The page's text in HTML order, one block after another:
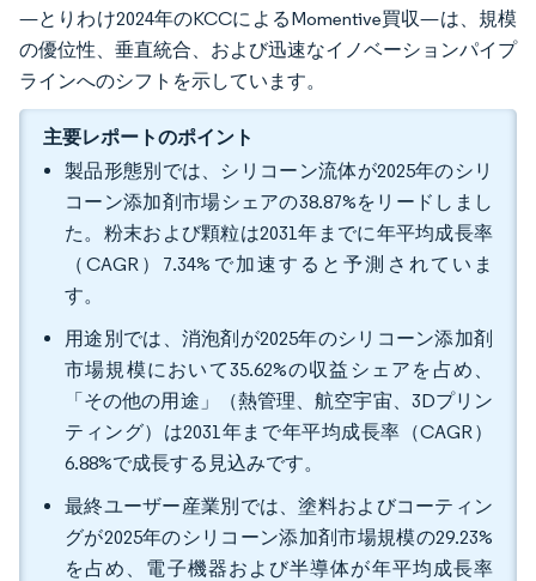
—とりわけ2024年のKCCによるMomentive買収—は、規模
の優位性、垂直統合、および迅速なイノベーションパイプ
ラインへのシフトを示しています。
主要レポートのポイント
製品形態別では、シリコーン流体が2025年のシリ
コーン添加剤市場シェアの38.87%をリードしまし
た。粉末および顆粒は2031年までに年平均成長率
（CAGR）7.34%で加速すると予測されていま
す。
用途別では、消泡剤が2025年のシリコーン添加剤
市場規模において35.62%の収益シェアを占め、
「その他の用途」（熱管理、航空宇宙、3Dプリン
ティング）は2031年まで年平均成長率（CAGR）
6.88%で成長する見込みです。
最終ユーザー産業別では、塗料およびコーティン
グが2025年のシリコーン添加剤市場規模の29.23%
を占め、電子機器および半導体が年平均成長率